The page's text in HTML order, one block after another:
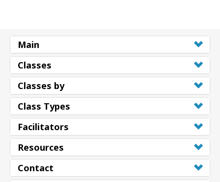
Main
Classes
Classes by
Class Types
Facilitators
Resources
Contact